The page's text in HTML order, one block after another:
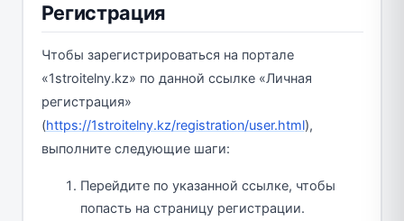
Регистрация
Чтобы зарегистрироваться на портале
«1stroitelny.kz» по данной ссылке «Личная
регистрация»
(https://1stroitelny.kz/registration/user.html),
выполните следующие шаги:
Перейдите по указанной ссылке, чтобы
попасть на страницу регистрации.